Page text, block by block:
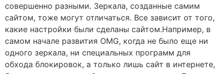
совершенно разными. Зеркала, созданные самим
сайтом, тоже могут отличаться. Все зависит от того,
какие настройки были сделаны сайтом.Например, в
самом начале развития OMG, когда не было еще ни
одного зеркала, ни специальных программ для
обхода блокировок, а только лишь сайт в интернете,